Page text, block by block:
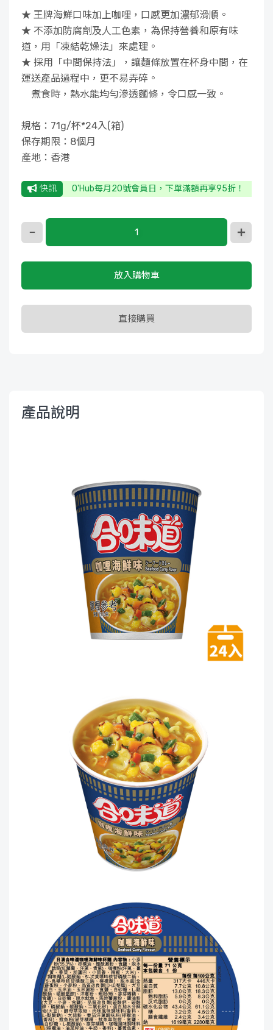
★ 王牌海鮮口味加上咖哩，口感更加濃郁滑順。
★ 不添加防腐劑及人工色素，為保持營養和原有味
道，用「凍結乾燥法」來處理。
★ 採用「中間保持法」，讓麵條放置在杯身中間，在
運送產品過程中，更不易弄碎。
煮食時，熱水能均勻滲透麵條，令口感一致。
規格：71g/杯*24入(箱)
保存期限：8個月
產地：香港
快訊 O'Hub每月20號會員日，下單滿額再享95折！
放入購物車
直接購買
產品說明